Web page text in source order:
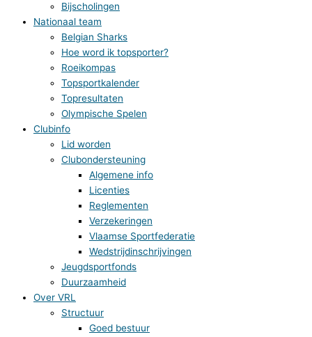
Bijscholingen
Nationaal team
Belgian Sharks
Hoe word ik topsporter?
Roeikompas
Topsportkalender
Topresultaten
Olympische Spelen
Clubinfo
Lid worden
Clubondersteuning
Algemene info
Licenties
Reglementen
Verzekeringen
Vlaamse Sportfederatie
Wedstrijdinschrijvingen
Jeugdsportfonds
Duurzaamheid
Over VRL
Structuur
Goed bestuur